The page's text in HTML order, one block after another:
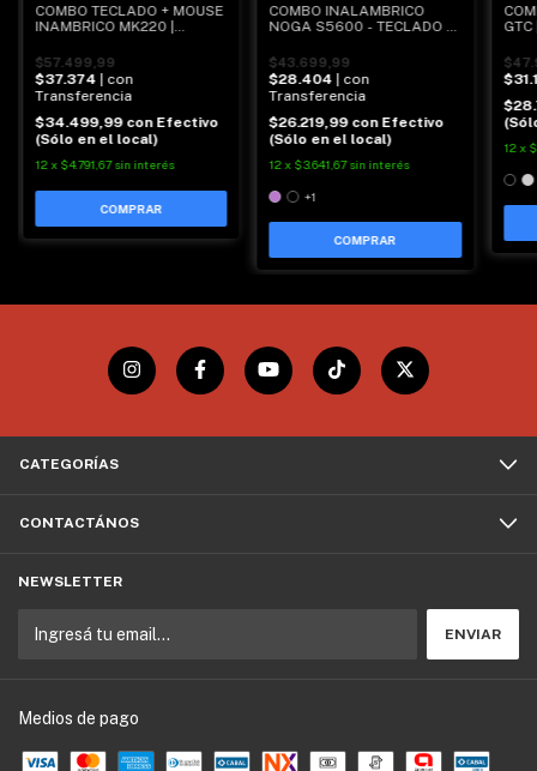
COMBO TECLADO + MOUSE
INAMBRICO MK220 |
$57.499,99
$37.374 | con
Transferencia
$34.499,99 con Efectivo
(Sólo en el local)
12 x $4.791,67 sin interés
COMBO INALAMBRICO
NOGA S5600 - TECLADO +
$43.699,99
$28.404 | con
Transferencia
$26.219,99 con Efectivo
(Sólo en el local)
12 x $3.641,67 sin interés
+1
COMPRAR
GTC
12 x
CATEGORÍAS
CONTACTÁNOS
NEWSLETTER
Medios de pago